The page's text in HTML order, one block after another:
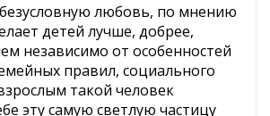
любовь, по мнению
детей лучше, добрее,
независимо от особенностей
правил, социального
такой человек
эту самую светлую частицу